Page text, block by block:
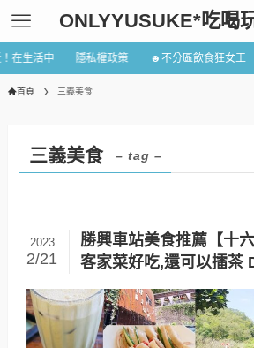
ONLYYUSUKE*吃喝
在生活中 隱私權政策 ☻不分區飲食狂女王
首頁 三義美食
三義美食 – tag –
勝興車站美食推薦【十
客家菜好吃,還可以擂茶
2023
2/21